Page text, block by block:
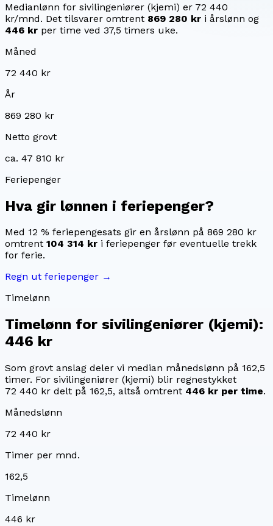
Medianlønn for sivilingeniører (kjemi) er 72 440
kr/mnd. Det tilsvarer omtrent 869 280 kr i årslønn og
446 kr per time ved 37,5 timers uke.
Måned
72 440 kr
År
869 280 kr
Netto grovt
ca. 47 810 kr
Feriepenger
Hva gir lønnen i feriepenger?
Med 12 % feriepengesats gir en årslønn på 869 280 kr
omtrent 104 314 kr i feriepenger før eventuelle trekk
for ferie.
Regn ut feriepenger →
Timelønn
Timelønn for sivilingeniører (kjemi):
446 kr
Som grovt anslag deler vi median månedslønn på 162,5
timer. For sivilingeniører (kjemi) blir regnestykket
72 440 kr delt på 162,5, altså omtrent 446 kr per time.
Månedslønn
72 440 kr
Timer per mnd.
162,5
Timelønn
446 kr